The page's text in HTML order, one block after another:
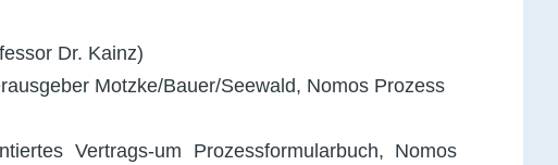
Dr. Kainz)
Motzke/Bauer/Seewald, Nomos Prozess
Vertrags-um Prozessformularbuch, Nomos